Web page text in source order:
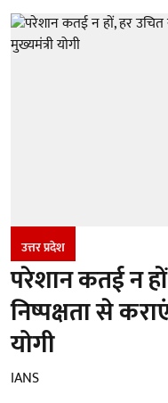
उत्तर प्रदेश
परेशान कतई न
निष्पक्षता से
योगी
IANS